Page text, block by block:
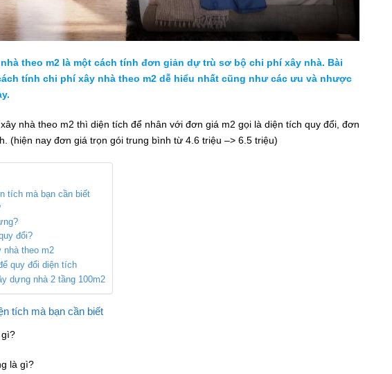
theo m2 là một cách tính đơn giản dự trù sơ bộ chi phí xây nhà. Bài
tính chi phí xây nhà theo m2 dễ hiểu nhất cũng như các ưu và nhược
nhà theo m2 thì diện tích để nhân với đơn giá m2 gọi là diện tích quy đổi, đơn
(hiện nay đơn giá trọn gói trung bình từ 4.6 triệu –> 6.5 triệu)
tích mà bạn cần biết
đổi?
nhà theo m2
quy đổi diện tích
dựng nhà 2 tầng 100m2
tích mà bạn cần biết
gì?
là gì?